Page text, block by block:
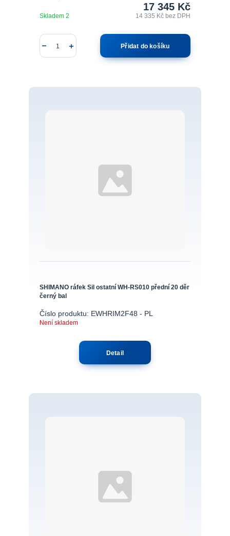
17 345 Kč
14 335 Kč bez DPH
Skladem 2
Přidat do košíku
SHIMANO ráfek Sil ostatní WH-RS010 přední 20 děr
černý bal
Číslo produktu: EWHRIM2F48 - PL
Není skladem
Detail